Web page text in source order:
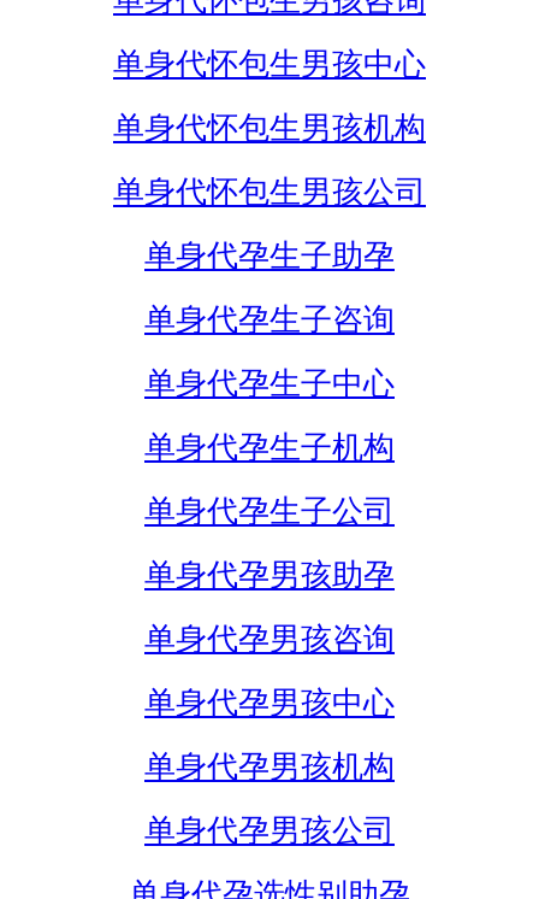
单身代怀包生男孩中心
单身代怀包生男孩机构
单身代怀包生男孩公司
单身代孕生子助孕
单身代孕生子咨询
单身代孕生子中心
单身代孕生子机构
单身代孕生子公司
单身代孕男孩助孕
单身代孕男孩咨询
单身代孕男孩中心
单身代孕男孩机构
单身代孕男孩公司